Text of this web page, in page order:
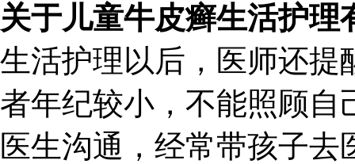
关于儿童牛皮癣生活护理
生活护理以后，医师还提
者年纪较小，不能照顾自
医生沟通，经常带孩子